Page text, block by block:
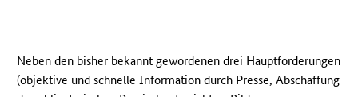
Neben den bisher bekannt gewordenen drei Hauptforderungen
(objektive und schnelle Information durch Presse, Abschaffung